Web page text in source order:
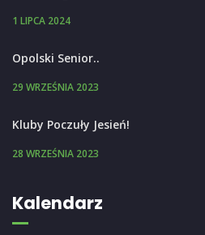
1 LIPCA 2024
Opolski Senior..
29 WRZEŚNIA 2023
Kluby Poczuły Jesień!
28 WRZEŚNIA 2023
Kalendarz